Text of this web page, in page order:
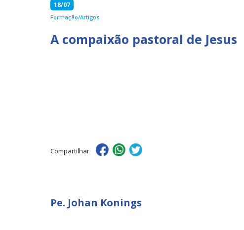
18/07
Formação/Artigos
A compaixão pastoral de Jesus
Compartilhar
Pe. Johan Konings